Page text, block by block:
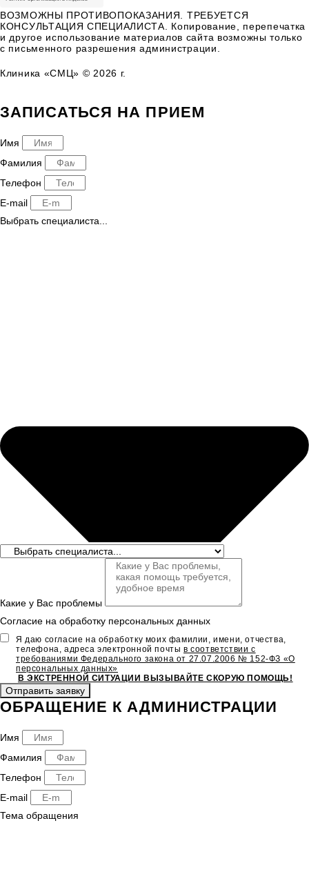
ВОЗМОЖНЫ ПРОТИВОПОКАЗАНИЯ. ТРЕБУЕТСЯ
КОНСУЛЬТАЦИЯ СПЕЦИАЛИСТА. Копирование, перепечатка
и другое использование материалов сайта возможны только
с письменного разрешения администрации.
Клиника «СМЦ» © 2026 г.
ЗАПИСАТЬСЯ НА ПРИЕМ
Имя
Фамилия
Телефон
E-mail
Выбрать специалиста...
Какие у Вас проблемы
Согласие на обработку персональных данных
Я даю согласие на обработку моих фамилии, имени, отчества,
телефона, адреса электронной почтыв соответствии с
требованиями Федерального закона от 27.07.2006 № 152-ФЗ «О
персональных данных»
В ЭКСТРЕННОЙ СИТУАЦИИ ВЫЗЫВАЙТЕ СКОРУЮ ПОМОЩЬ!
Отправить заявку
ОБРАЩЕНИЕ К АДМИНИСТРАЦИИ
Имя
Фамилия
Телефон
E-mail
Тема обращения